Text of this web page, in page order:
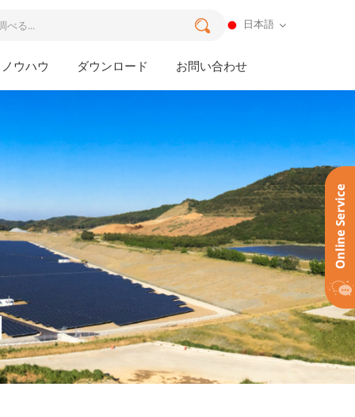
日本語
ノウハウ ダウンロード お問い合わせ